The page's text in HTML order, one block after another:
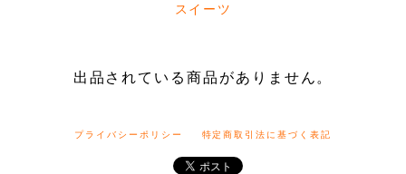
スイーツ
出品されている商品がありません。
プライバシーポリシー 特定商取引法に基づく表記